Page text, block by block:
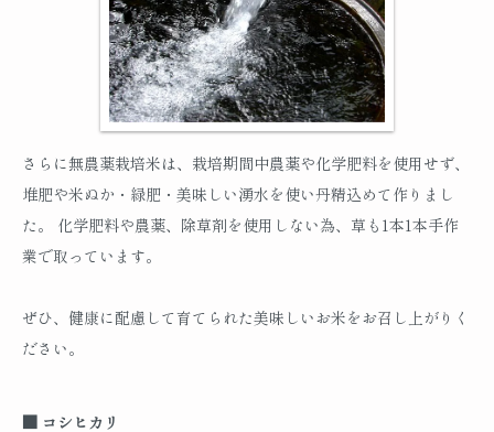
さらに無農薬栽培米は、栽培期間中農薬や化学肥料を使用せず、
堆肥や米ぬか・緑肥・美味しい湧水を使い丹精込めて作りまし
た。 化学肥料や農薬、除草剤を使用しない為、草も1本1本手作
業で取っています。
ぜひ、健康に配慮して育てられた美味しいお米をお召し上がりく
ださい。
■ コシヒカリ